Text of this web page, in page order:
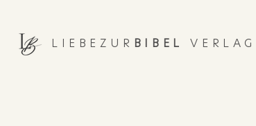
LIEBEZUR BIBEL VERLAG